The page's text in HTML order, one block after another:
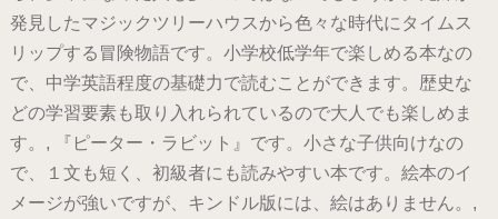
発見したマジックツリーハウスから色々な時代にタイムス
リップする冒険物語です。小学校低学年で楽しめる本なの
で、中学英語程度の基礎力で読むことができます。歴史な
どの学習要素も取り入れられているので大人でも楽しめま
す。, 『ピーター・ラビット』です。小さな子供向けなの
で、１文も短く、初級者にも読みやすい本です。絵本のイ
メージが強いですが、キンドル版には、絵はありません。,